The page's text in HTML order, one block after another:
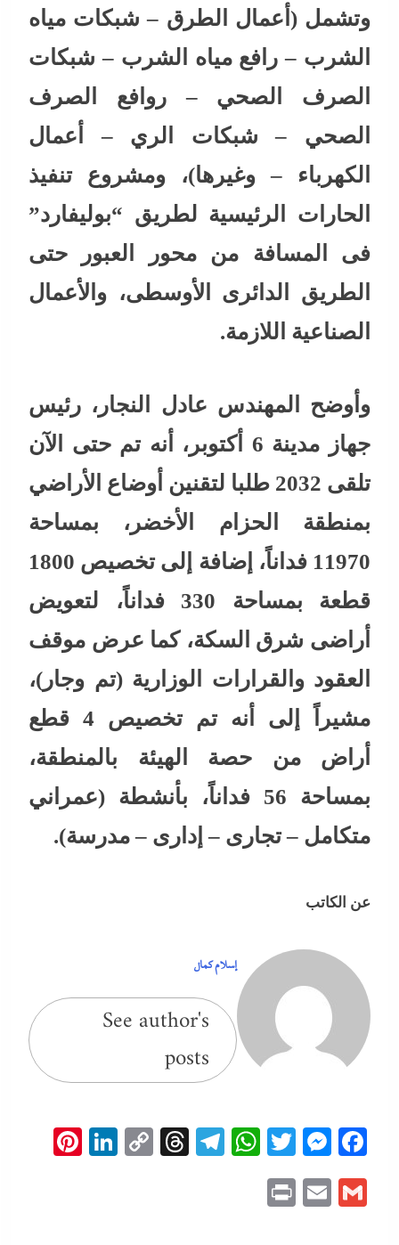
وتشمل (أعمال الطرق – شبكات مياه
الشرب – رافع مياه الشرب – شبكات
الصرف الصحي – روافع الصرف
الصحي – شبكات الري – أعمال
الكهرباء – وغيرها)، ومشروع تنفيذ
الحارات الرئيسية لطريق “بوليفارد”
فى المسافة من محور العبور حتى
الطريق الدائرى الأوسطى، والأعمال
الصناعية اللازمة.
وأوضح المهندس عادل النجار، رئيس
جهاز مدينة 6 أكتوبر، أنه تم حتى الآن
تلقى 2032 طلبا لتقنين أوضاع الأراضي
بمنطقة الحزام الأخضر، بمساحة
11970 فداناً، إضافة إلى تخصيص 1800
قطعة بمساحة 330 فداناً، لتعويض
أراضى شرق السكة، كما عرض موقف
العقود والقرارات الوزارية (تم وجار)،
مشيراً إلى أنه تم تخصيص 4 قطع
أراض من حصة الهيئة بالمنطقة،
بمساحة 56 فداناً، بأنشطة (عمراني
متكامل – تجارى – إدارى – مدرسة).
عن الكاتب
إسلام كمال
See author's
posts
Facebook
Messenger
Twitter
WhatsApp
Telegram
Threads
Copy
Gmail
Email